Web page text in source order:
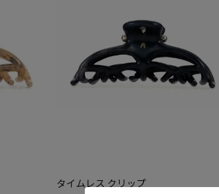
タイムレス クリップ